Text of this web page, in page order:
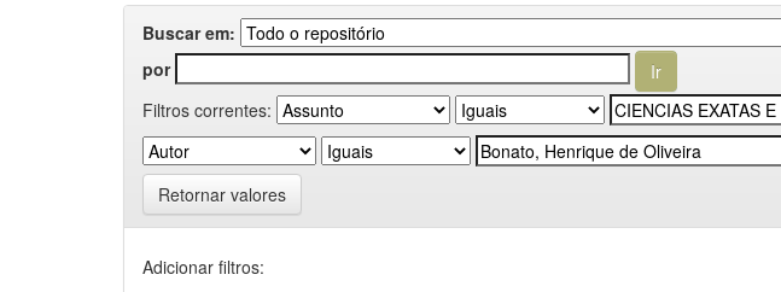
Buscar em:
por
Filtros correntes:
Retornar valores
Adicionar filtros: